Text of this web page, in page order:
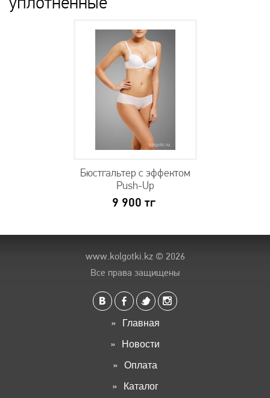
Бюстгальтер с эффектом
Push-Up
9 900 тг
www.kolgotki.kz© 2026
Все права защищены
Главная
Новости
Оплата
Каталог